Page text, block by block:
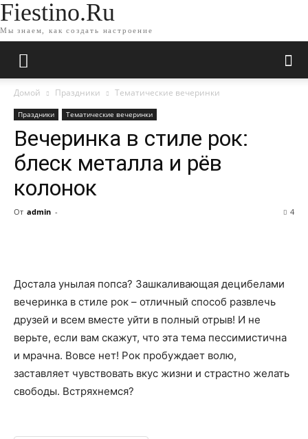
Fiestino.Ru
Мы знаем, как создать настроение
Домой Праздники Тематические вечеринки
Праздники Тематические вечеринки
Вечеринка в стиле рок:
блеск металла и рёв
колонок
От admin - 4
Достала унылая попса? Зашкаливающая децибелами
вечеринка в стиле рок – отличный способ развлечь
друзей и всем вместе уйти в полный отрыв! И не
верьте, если вам скажут, что эта тема пессимистична
и мрачна. Вовсе нет! Рок пробуждает волю,
заставляет чувствовать вкус жизни и страстно желать
свободы. Встряхнемся?